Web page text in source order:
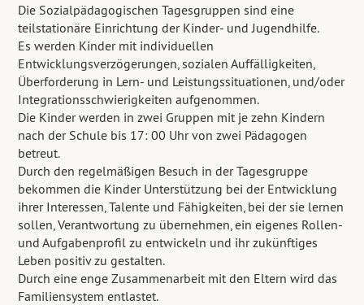
Die Sozialpädagogischen Tagesgruppen sind eine
teilstationäre Einrichtung der Kinder- und Jugendhilfe.
Es werden Kinder mit individuellen
Entwicklungsverzögerungen, sozialen Auffälligkeiten,
Überforderung in Lern- und Leistungssituationen, und/oder
Integrationsschwierigkeiten aufgenommen.
Die Kinder werden in zwei Gruppen mit je zehn Kindern
nach der Schule bis 17: 00 Uhr von zwei Pädagogen
betreut.
Durch den regelmäßigen Besuch in der Tagesgruppe
bekommen die Kinder Unterstützung bei der Entwicklung
ihrer Interessen, Talente und Fähigkeiten, bei der sie lernen
sollen, Verantwortung zu übernehmen, ein eigenes Rollen-
und Aufgabenprofil zu entwickeln und ihr zukünftiges
Leben positiv zu gestalten.
Durch eine enge Zusammenarbeit mit den Eltern wird das
Familiensystem entlastet.